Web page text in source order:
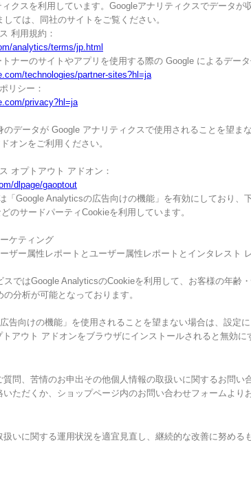
クスを利用しています。Googleアナリティクスでデータが
ては、同社のサイトをご覧ください。
利用規約：
analytics/terms/jp.html
ナーのサイトやアプリを使用する際の Google によるデータ
technologies/partner-sites?hl=ja
リシー：
privacy?hl=ja
のデータが Google アナリティクスで使用されることを望ま
オンをご利用ください。
オプトアウト アドオン：
dlpage/gaoptout
「Google Analyticsの広告向けの機能」を有効にしており
のサードパーティCookieを利用しています。
ケティング
ザー属性レポートとユーザー属性レポートとインタレスト
スではGoogle AnalyticsのCookieを利用して、お客様の年齢
分析が可能となっております。
告向けの機能」を使用されることを望まない場合は、設定
アウト アドオンをブラウザにインストールされると無効に
問、苦情のお申出その他個人情報の取扱いに関するお問
ただくか、ショップページ内のお問い合わせフォームより
いに関する運用状況を適宜見直し、継続的な改善に努め